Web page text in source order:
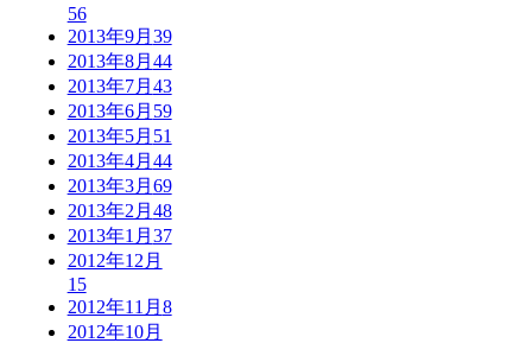
56
2013年9月 39
2013年8月 44
2013年7月 43
2013年6月 59
2013年5月 51
2013年4月 44
2013年3月 69
2013年2月 48
2013年1月 37
2012年12月
15
2012年11月 8
2012年10月